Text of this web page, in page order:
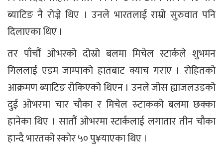
ब्याटिङ नै रोज्ने थिए । उनले भारतलाई राम्रो सुरुवात पनि
दिलाएका थिए ।
तर पाँचौं ओभरको दोस्रो बलमा मिचेल स्टार्कले शुभमन
गिललाई एडम जाम्पाको हातबाट क्याच गराए । रोहितको
आक्रमण ब्याटिङ रोकिएको थिएन । उनले जोस ह्याजलउडको
दुई ओभरमा चार चौका र मिचेल स्र्टाकको बलमा छक्का
हानेका थिए । सातौं ओभरमा स्टार्कलाई लगातार तीन चौका
हान्दै भारतको स्कोर ५० पु¥याएका थिए ।